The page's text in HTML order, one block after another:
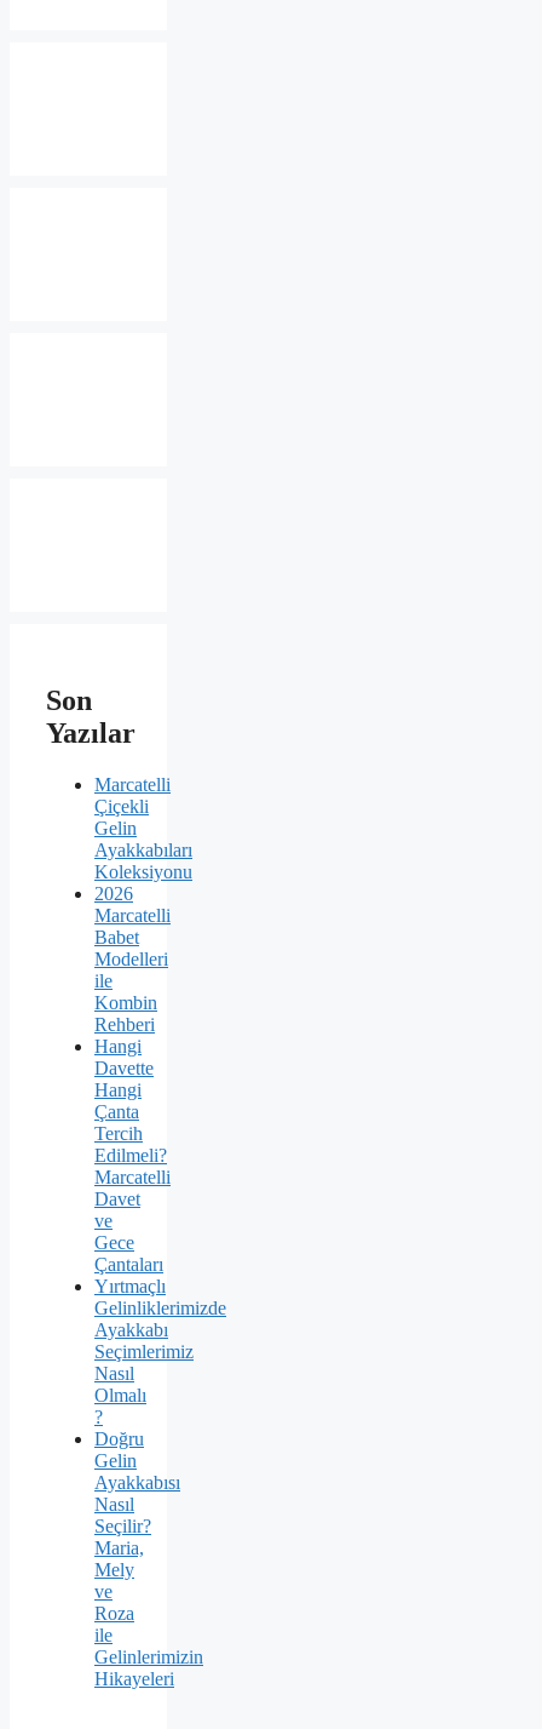
Son
Yazılar
Marcatelli
Çiçekli
Gelin
Ayakkabıları
Koleksiyonu
2026
Marcatelli
Babet
Modelleri
ile
Kombin
Rehberi
Hangi
Davette
Hangi
Çanta
Tercih
Edilmeli?
Marcatelli
Davet
ve
Gece
Çantaları
Yırtmaçlı
Gelinliklerimizde
Ayakkabı
Seçimlerimiz
Nasıl
Olmalı
?
Doğru
Gelin
Ayakkabısı
Nasıl
Seçilir?
Maria,
Mely
ve
Roza
ile
Gelinlerimizin
Hikayeleri